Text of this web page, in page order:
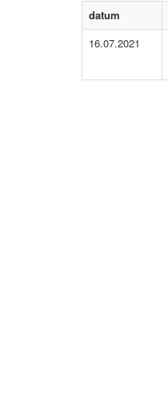
datum
16.07.2021